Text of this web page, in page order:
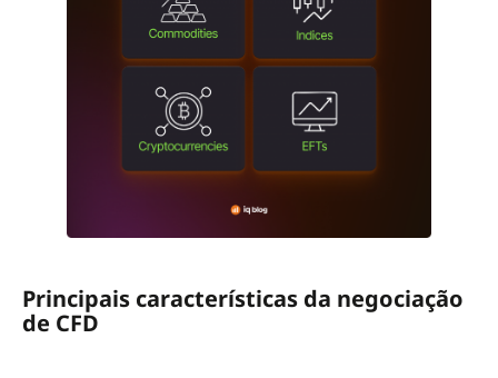
Principais características da negociação
de CFD